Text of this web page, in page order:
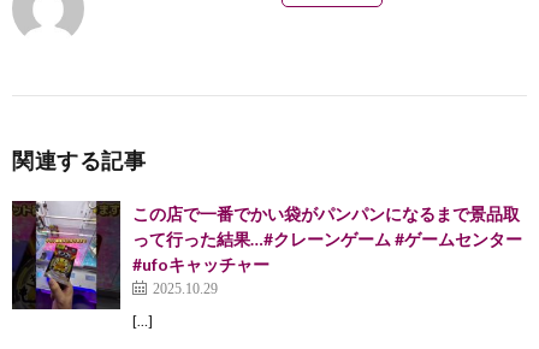
関連する記事
この店で一番でかい袋がパンパンになるまで景品取
って行った結果…#クレーンゲーム #ゲームセンター
#ufoキャッチャー
2025.10.29
[…]